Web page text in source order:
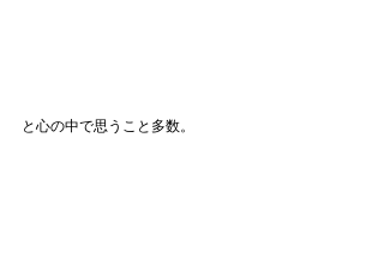
と心の中で思うこと多数。